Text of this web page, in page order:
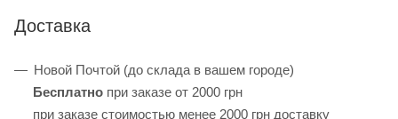
Доставка
Новой Почтой (до склада в вашем городе)
Бесплатно при заказе от 2000 грн
при заказе стоимостью менее 2000 грн доставку